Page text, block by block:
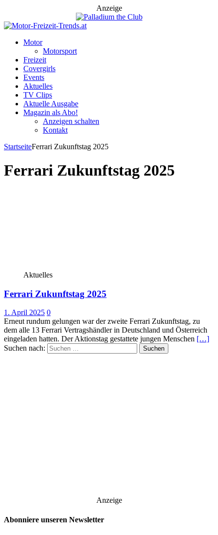
Anzeige
Motor
Motorsport
Freizeit
Covergirls
Events
Aktuelles
TV Clips
Aktuelle Ausgabe
Magazin als Abo!
Anzeigen schalten
Kontakt
StartseiteFerrari Zukunftstag 2025
Ferrari Zukunftstag 2025
Aktuelles
Ferrari Zukunftstag 2025
1. April 2025 0
Erneut rundum gelungen war der zweite Ferrari Zukunftstag, zu
dem alle 13 Ferrari Vertragshändler in Deutschland und Österreich
eingeladen hatten. Der Aktionstag gestattete jungen Menschen […]
Suchen nach:
Anzeige
Abonniere unseren Newsletter